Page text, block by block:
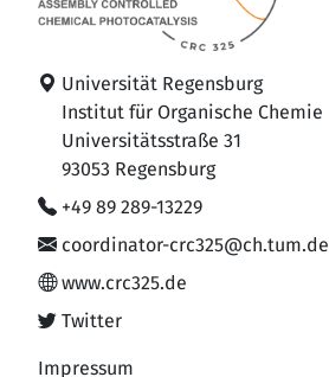
Universität Regensburg
Institut für Organische Chemie
Universitätsstraße 31
93053 Regensburg
+49 89 289-13229
coordinator-crc325@ch.tum.de
www.crc325.de
Twitter
Impressum